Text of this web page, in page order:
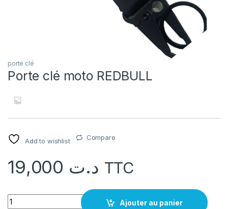
porte clé
Porte clé moto REDBULL
Add to wishlist Compare
د.ت TTC
quantité Porte clé moto REDBULL
Ajouter au panier